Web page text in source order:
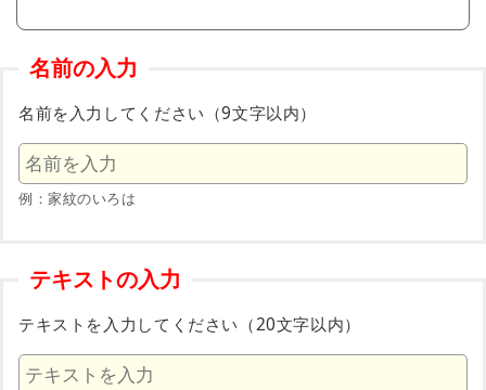
名前の入力
名前を入力してください（9文字以内）
例：家紋のいろは
テキストの入力
テキストを入力してください（20文字以内）